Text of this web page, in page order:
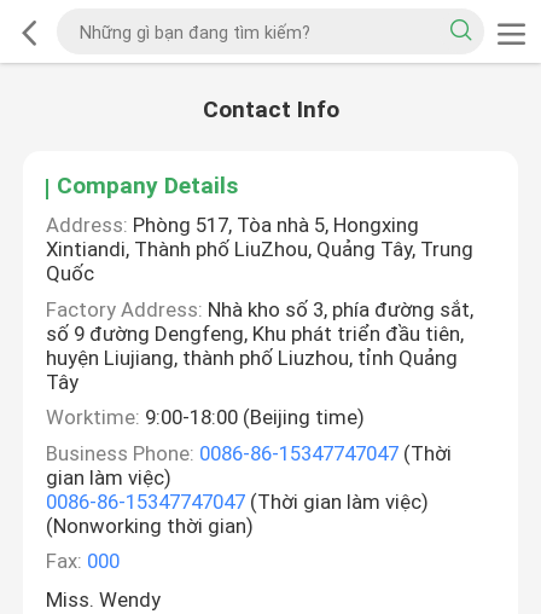
Contact Info
Company Details
Address: Phòng 517, Tòa nhà 5, Hongxing
Xintiandi, Thành phố LiuZhou, Quảng Tây, Trung
Quốc
Factory Address: Nhà kho số 3, phía đường sắt,
số 9 đường Dengfeng, Khu phát triển đầu tiên,
huyện Liujiang, thành phố Liuzhou, tỉnh Quảng
Tây
Worktime: 9:00-18:00 (Beijing time)
Business Phone: 0086-86-15347747047 (Thời
gian làm việc)
0086-86-15347747047 (Thời gian làm việc)
(Nonworking thời gian)
Fax: 000
Miss. Wendy